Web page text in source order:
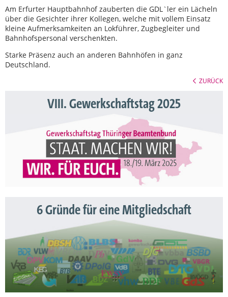
Am Erfurter Hauptbahnhof zauberten die GDL`ler ein Lächeln
über die Gesichter ihrer Kollegen, welche mit vollem Einsatz
kleine Aufmerksamkeiten an Lokführer, Zugbegleiter und
Bahnhofspersonal verschenkten.
Starke Präsenz auch an anderen Bahnhöfen in ganz
Deutschland.
ZURÜCK
VIII. Gewerkschaftstag 2025
6 Gründe für eine Mitgliedschaft